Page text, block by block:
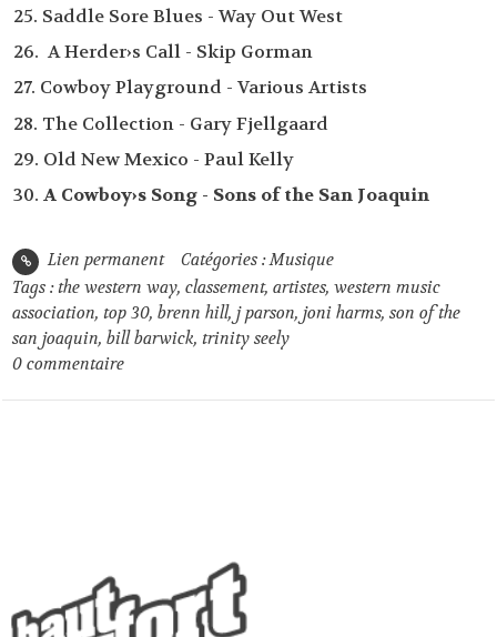
25. Saddle Sore Blues - Way Out West
26. A Herder›s Call - Skip Gorman
27. Cowboy Playground - Various Artists
28. The Collection - Gary Fjellgaard
29. Old New Mexico - Paul Kelly
30. A Cowboy›s Song - Sons of the San Joaquin
Lien permanent Catégories :Musique
Tags :the western way,classement,artistes,western music
association,top 30,brenn hill,j parson,joni harms,son of the
san joaquin,bill barwick,trinity seely
0 commentaire